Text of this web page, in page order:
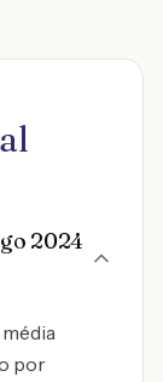
2024
por